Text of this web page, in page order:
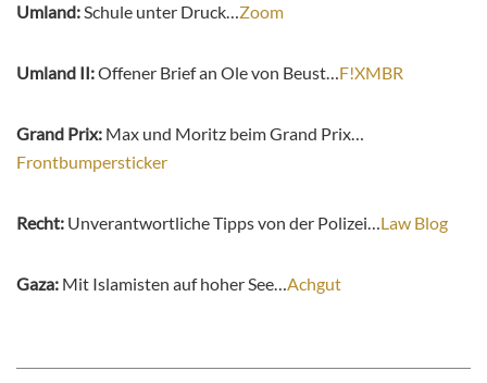
Umland:Schule unter Druck…Zoom
Umland II:Offener Brief an Ole von Beust…F!XMBR
Grand Prix: Max und Moritz beim Grand Prix…
Frontbumpersticker
Recht: Unverantwortliche Tipps von der Polizei…Law Blog
Gaza: Mit Islamisten auf hoher See…Achgut